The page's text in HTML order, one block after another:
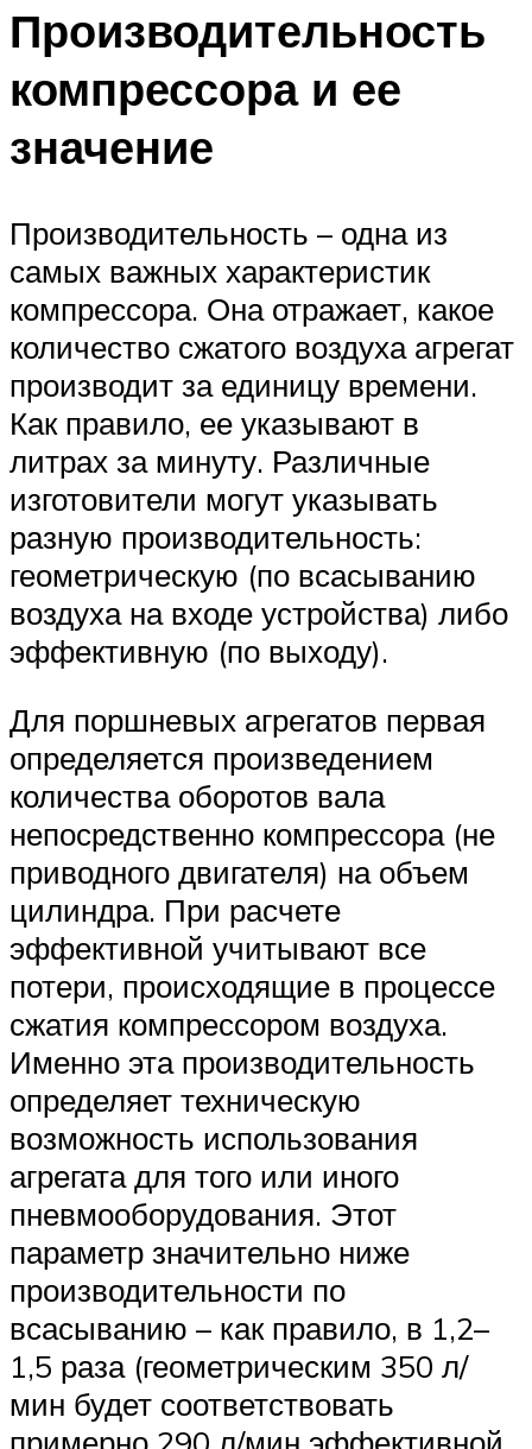
Производительность
компрессора и ее
значение
Производительность – одна из
самых важных характеристик
компрессора. Она отражает, какое
количество сжатого воздуха агрегат
производит за единицу времени.
Как правило, ее указывают в
литрах за минуту. Различные
изготовители могут указывать
разную производительность:
геометрическую (по всасыванию
воздуха на входе устройства) либо
эффективную (по выходу).
Для поршневых агрегатов первая
определяется произведением
количества оборотов вала
непосредственно компрессора (не
приводного двигателя) на объем
цилиндра. При расчете
эффективной учитывают все
потери, происходящие в процессе
сжатия компрессором воздуха.
Именно эта производительность
определяет техническую
возможность использования
агрегата для того или иного
пневмооборудования. Этот
параметр значительно ниже
производительности по
всасыванию – как правило, в 1,2–
1,5 раза (геометрическим 350 л/
мин будет соответствовать